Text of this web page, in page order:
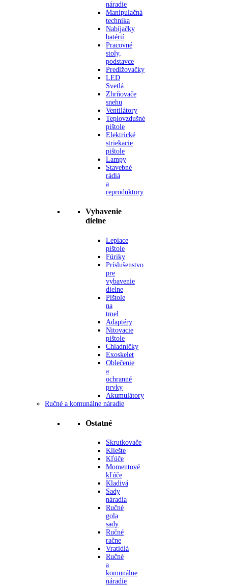
náradie
Manipulačná
technika
Nabíjačky
batérií
Pracovné
stoly,
podstavce
Predlžovačky
LED
Svetlá
Zhrňovače
snehu
Ventilátory
Teplovzdušné
pištole
Elektrické
striekacie
pištole
Lampy
Stavebné
rádiá
a
reproduktory
Vybavenie
dielne
Lepiace
pištole
Fúriky
Príslušenstvo
pre
vybavenie
dielne
Pištole
na
tmel
Adaptéry
Nitovacie
pištole
Chladničky
Exoskelet
Oblečenie
a
ochranné
prvky
Akumulátory
Ručné a komunálne náradie
Ostatné
Skrutkovače
Kliešte
Kľúče
Momentové
kľúče
Kladivá
Sady
náradia
Ručné
gola
sady
Ručné
račne
Vratidlá
Ručné
a
komunálne
náradie